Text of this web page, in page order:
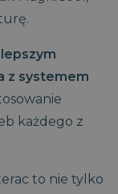
z systemem
każdego z
to nie tylko